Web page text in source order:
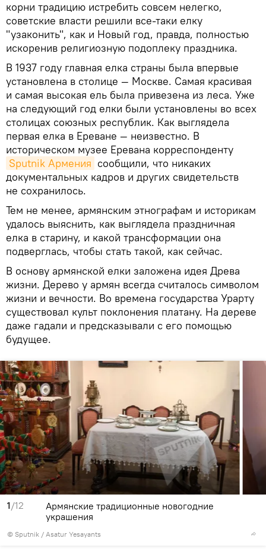
корни традицию истребить совсем нелегко,
советские власти решили все-таки елку
"узаконить", как и Новый год, правда, полностью
искоренив религиозную подоплеку праздника.
В 1937 году главная елка страны была впервые
установлена в столице — Москве. Самая красивая
и самая высокая ель была привезена из леса. Уже
на следующий год елки были установлены во всех
столицах союзных республик. Как выглядела
первая елка в Ереване — неизвестно. В
историческом музее Еревана корреспонденту
Sputnik Армения сообщили, что никаких
документальных кадров и других свидетельств
не сохранилось.
Тем не менее, армянским этнографам и историкам
удалось выяснить, как выглядела праздничная
елка в старину, и какой трансформации она
подверглась, чтобы стать такой, как сейчас.
В основу армянской елки заложена идея Древа
жизни. Дерево у армян всегда считалось символом
жизни и вечности. Во времена государства Урарту
существовал культ поклонения платану. На дереве
даже гадали и предсказывали с его помощью
будущее.
1/12
© Sputnik / Asatur Yesayants
Армянские традиционные новогодние
украшения